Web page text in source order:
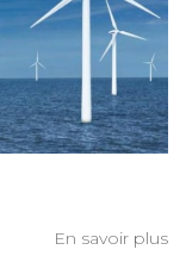
En savoir plus